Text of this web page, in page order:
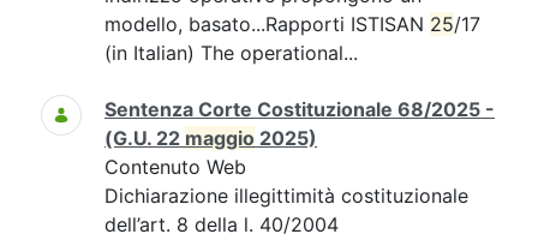
modello, basato...Rapporti ISTISAN 25/17
(in Italian) The operational...
Sentenza Corte Costituzionale 68/2025 -
(G.U. 22 maggio 2025)
Contenuto Web
Dichiarazione illegittimità costituzionale
dell’art. 8 della l. 40/2004